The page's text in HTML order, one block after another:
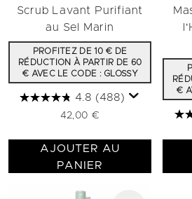
Scrub Lavant Purifiant
au Sel Marin
PROFITEZ DE 10 € DE
RÉDUCTION À PARTIR DE 60
€ AVEC LE CODE : GLOSSY
4.8 (488)
42,00 €
AJOUTER AU
PANIER
€